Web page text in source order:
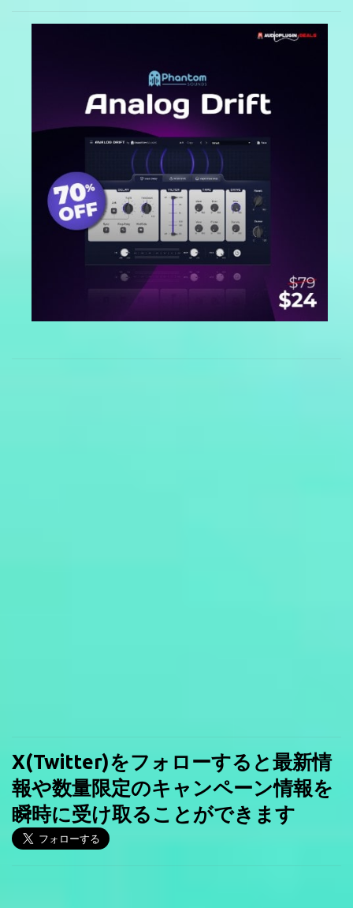
X(Twitter)をフォローすると最新情
報や数量限定のキャンペーン情報を
瞬時に受け取ることができます